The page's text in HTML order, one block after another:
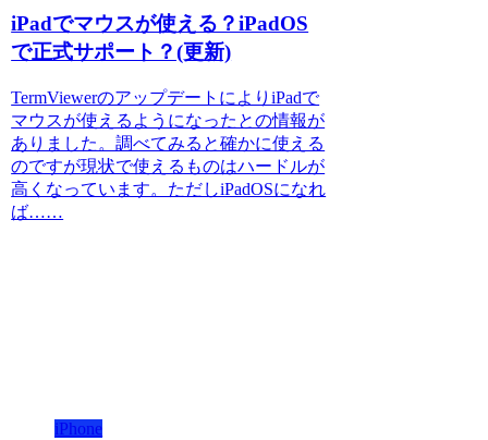
iPadでマウスが使える？iPadOS
で正式サポート？(更新)
TermViewerのアップデートによりiPadで
マウスが使えるようになったとの情報が
ありました。調べてみると確かに使える
のですが現状で使えるものはハードルが
高くなっています。ただしiPadOSになれ
ば……
iPhone